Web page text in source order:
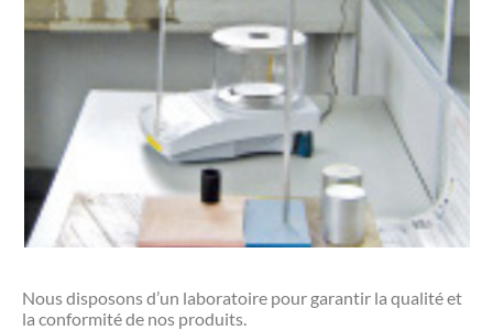
Nous disposons d’un laboratoire pour garantir la qualité et
la conformité de nos produits.